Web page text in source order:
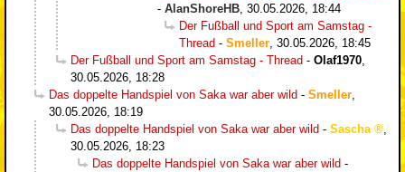
- AlanShoreHB 30.05.2026, 18:44
Der Fußball und Sport am Samstag -
Thread - Smeller 30.05.2026, 18:45
Der Fußball und Sport am Samstag - Thread - Olaf1970
30.05.2026, 18:28
Das doppelte Handspiel von Saka war aber wild - Smeller
30.05.2026, 18:19
Das doppelte Handspiel von Saka war aber wild - Sascha
30.05.2026, 18:23
Das doppelte Handspiel von Saka war aber wild -